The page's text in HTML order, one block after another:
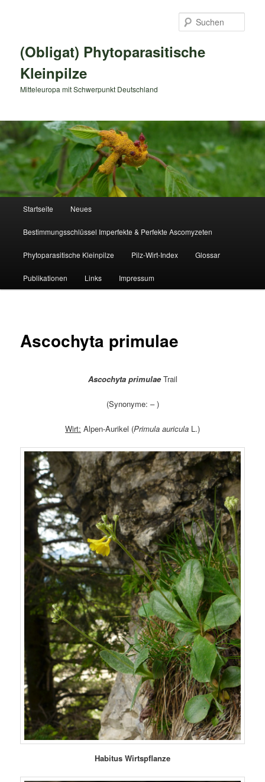
(Obligat) Phytoparasitische
Kleinpilze
Mitteleuropa mit Schwerpunkt Deutschland
Startseite Neues
Bestimmungsschlüssel Imperfekte & Perfekte Ascomyzeten
Phytoparasitische Kleinpilze Pilz-Wirt-Index Glossar
Publikationen Links Impressum
Ascochyta primulae
Ascochyta primulaeTrail
(Synonyme: – )
Wirt: Alpen-Aurikel (Primula auricula L.)
Habitus Wirtspflanze